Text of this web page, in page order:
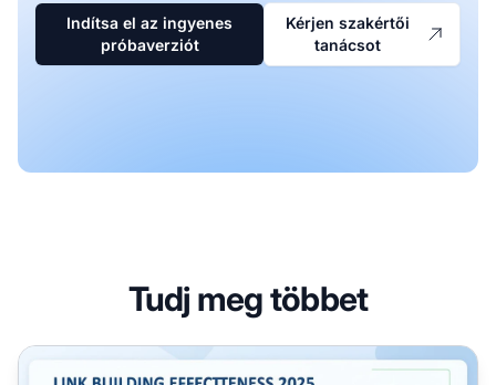
Indítsa el az ingyenes
próbaverziót
Kérjen szakértői
tanácsot
Tudj meg többet
A linképítés még mindig hatékony 2025-ben? Teljes